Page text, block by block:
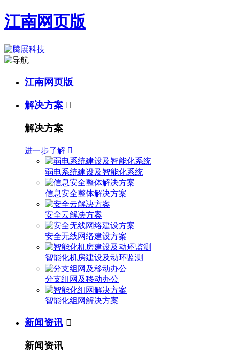
江南网页版
江南网页版
解决方案 
解决方案
进一步了解 
弱电系统建设及智能化系统
信息安全整体解决方案
安全云解决方案
安全无线网络建设方案
智能化机房建设及动环监测
分支组网及移动办公
智能化组网解决方案
新闻资讯 
新闻资讯